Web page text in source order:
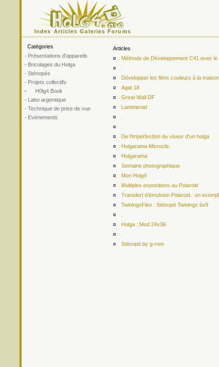
Index Articles Galeries Forums
Catégories
- Présentations d'appareils
- Bricolages du Holga
- Sténopés
- Projets collectifs
-
H0lg4 Book
- Labo argentique
- Technique de prise de vue
- Evénements
Articles
¤
Méthode de Développement C41 avec
¤
¤
Développer les films couleurs à la
¤
Agat 18
¤
Great Wall DF
¤
Laminaroid
¤
¤
¤
De l'imperfection du viseur d'un holga
¤
Holgarama Microclic
¤
Holgarama
¤
Semaine photographique
¤
Mon Holg4
¤
Multiples expositions au Polaroid
¤
Transfert d'émulsion Polaroid.. un
¤
TwiningsFlex : Sténopé Twinings 6x9
¤
¤
Holga : Mod 24x36
¤
¤
Sténopé by g-rom